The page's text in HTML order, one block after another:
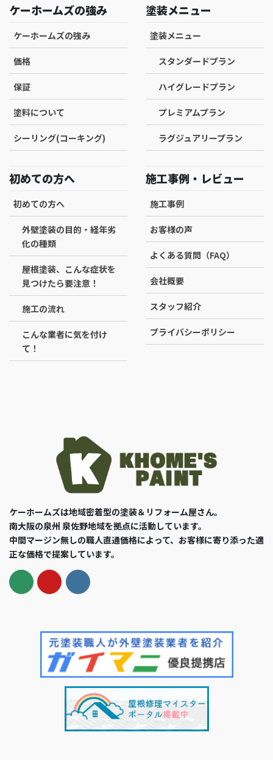
ケーホームズの強み
ケーホームズの強み
価格
保証
塗料について
シーリング(コーキング)
塗装メニュー
塗装メニュー
スタンダードプラン
ハイグレードプラン
プレミアムプラン
ラグジュアリープラン
初めての方へ
初めての方へ
外壁塗装の目的・経年劣
化の種類
屋根塗装、こんな症状を
見つけたら要注意！
施工の流れ
こんな業者に気を付け
て！
施工事例・レビュー
施工事例
お客様の声
よくある質問（FAQ）
会社概要
スタッフ紹介
プライバシーポリシー
ケーホームズは地域密着型の塗装＆リフォーム屋さん。
南大阪の泉州 泉佐野地域を拠点に活動しています。
中間マージン無しの職人直通価格によって、お客様に寄り添った適
正な価格で提案しています。